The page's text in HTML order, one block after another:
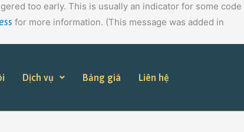
too early. This is usually an indicator for some code
for more information. (This message was added in
Dịch vụ Bảng giá Liên hệ